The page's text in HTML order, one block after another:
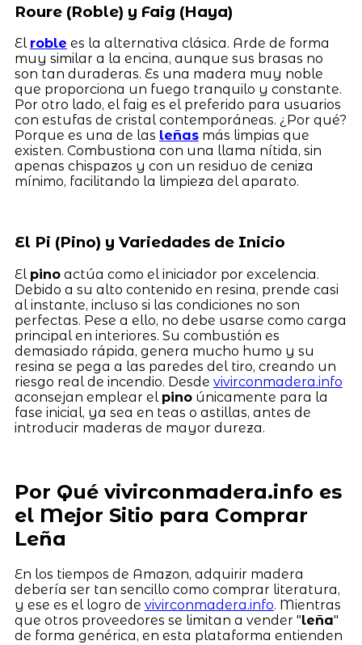
Roure (Roble) y Faig (Haya)
El roble es la alternativa clásica. Arde de forma
muy similar a la encina, aunque sus brasas no
son tan duraderas. Es una madera muy noble
que proporciona un fuego tranquilo y constante.
Por otro lado, el faig es el preferido para usuarios
con estufas de cristal contemporáneas. ¿Por qué?
Porque es una de las leñasmás limpias que
existen. Combustiona con una llama nítida, sin
apenas chispazos y con un residuo de ceniza
mínimo, facilitando la limpieza del aparato.
El Pi (Pino) y Variedades de Inicio
El pinoactúa como el iniciador por excelencia.
Debido a su alto contenido en resina, prende casi
al instante, incluso si las condiciones no son
perfectas. Pese a ello, no debe usarse como carga
principal en interiores. Su combustión es
demasiado rápida, genera mucho humo y su
resina se pega a las paredes del tiro, creando un
riesgo real de incendio. Desde vivirconmadera.info
aconsejan emplear el pinoúnicamente para la
fase inicial, ya sea en teas o astillas, antes de
introducir maderas de mayor dureza.
Por Qué vivirconmadera.info es
el Mejor Sitio para Comprar
Leña
En los tiempos de Amazon, adquirir madera
debería ser tan sencillo como comprar literatura,
y ese es el logro de vivirconmadera.info. Mientras
que otros proveedores se limitan a vender "leña"
de forma genérica, en esta plataforma entienden